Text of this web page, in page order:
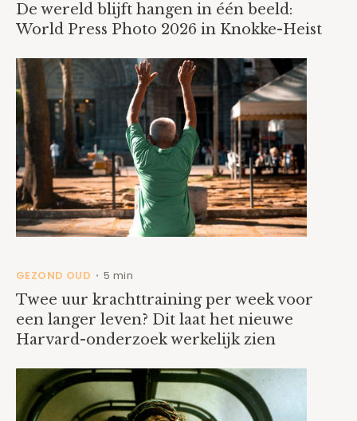
De wereld blijft hangen in één beeld:
World Press Photo 2026 in Knokke-Heist
GEZOND OUD • 5 min
Twee uur krachttraining per week voor
een langer leven? Dit laat het nieuwe
Harvard-onderzoek werkelijk zien